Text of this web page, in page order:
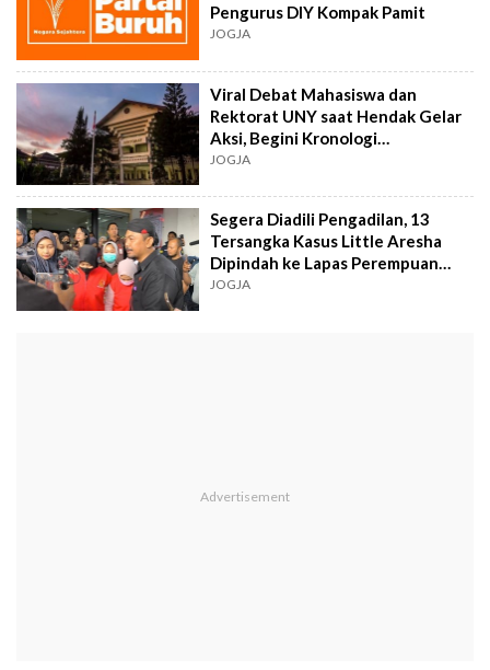
Pengurus DIY Kompak Pamit
JOGJA
Viral Debat Mahasiswa dan
Rektorat UNY saat Hendak Gelar
Aksi, Begini Kronologi
Lengkapnya
JOGJA
Segera Diadili Pengadilan, 13
Tersangka Kasus Little Aresha
Dipindah ke Lapas Perempuan
Gunungkidul
JOGJA